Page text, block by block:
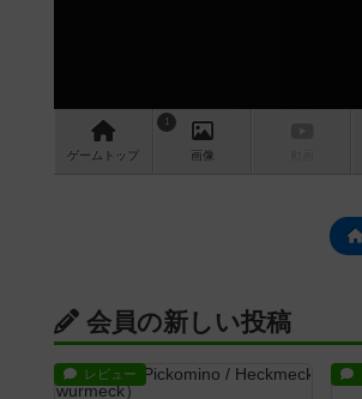
ゲーム トップ
1
画像
会員の新しい投稿
レビュー